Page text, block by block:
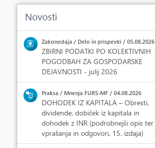
Novosti
Zakonodaja / Delo in prispevki / 05.08.2026
ZBIRNI PODATKI PO KOLEKTIVNIH
POGODBAH ZA GOSPODARSKE
DEJAVNOSTI - julij 2026
Praksa / Mnenja FURS-MF / 04.08.2026
DOHODEK IZ KAPITALA – Obresti,
dividende, dobiček iz kapitala in
dohodek z INR (podrobnejši opis ter
vprašanja in odgovori, 15. izdaja)